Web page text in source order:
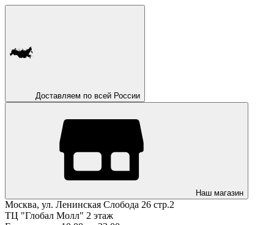
Доставляем по всей России
Наш магазин
Москва, ул. Ленинская Слобода 26 стр.2
ТЦ "Глобал Молл" 2 этаж